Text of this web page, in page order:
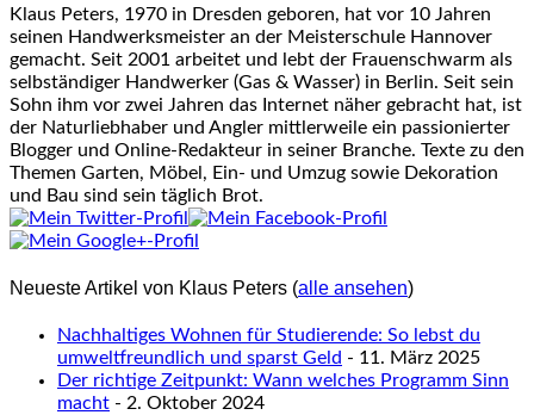
Klaus Peters, 1970 in Dresden geboren, hat vor 10 Jahren
seinen Handwerksmeister an der Meisterschule Hannover
gemacht. Seit 2001 arbeitet und lebt der Frauenschwarm als
selbständiger Handwerker (Gas & Wasser) in Berlin. Seit sein
Sohn ihm vor zwei Jahren das Internet näher gebracht hat, ist
der Naturliebhaber und Angler mittlerweile ein passionierter
Blogger und Online-Redakteur in seiner Branche. Texte zu den
Themen Garten, Möbel, Ein- und Umzug sowie Dekoration
und Bau sind sein täglich Brot.
Neueste Artikel von Klaus Peters (alle ansehen)
Nachhaltiges Wohnen für Studierende: So lebst du
umweltfreundlich und sparst Geld - 11. März 2025
Der richtige Zeitpunkt: Wann welches Programm Sinn
macht - 2. Oktober 2024